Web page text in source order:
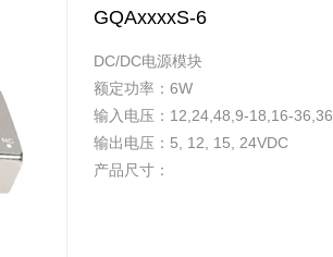
GQAxxxxS-6
DC/DC电源模块
额定功率：6W
输入电压：12,24,48,9-18,16-
输出电压：5, 12, 15, 24VDC
产品尺寸：